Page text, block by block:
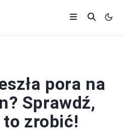
pora na
Sprawdź,
zrobić!